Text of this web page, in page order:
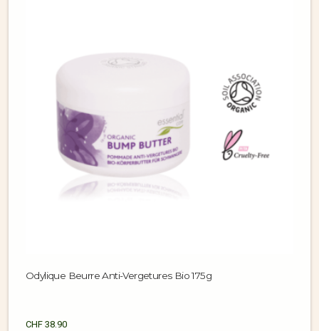
Odylique Beurre Anti-Vergetures Bio 175g
CHF 38.90